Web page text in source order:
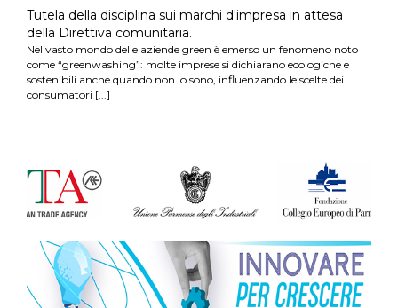
Tutela della disciplina sui marchi d'impresa in attesa
della Direttiva comunitaria.
Nel vasto mondo delle aziende green è emerso un fenomeno noto
come “greenwashing”: molte imprese si dichiarano ecologiche e
sostenibili anche quando non lo sono, influenzando le scelte dei
consumatori